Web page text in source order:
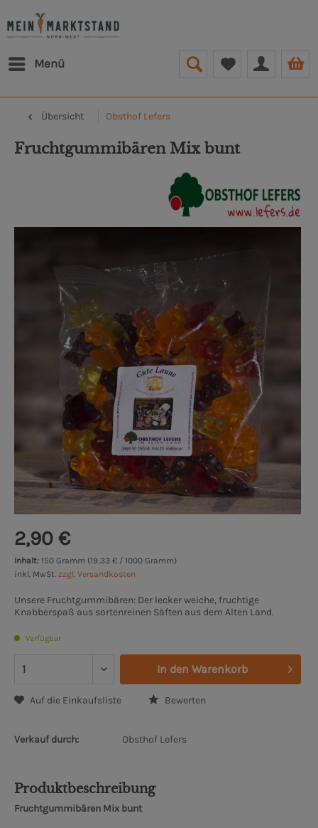
Menü
Übersicht Obsthof Lefers
Fruchtgummibären Mix bunt
2,90 €
Inhalt: 150 Gramm (19,33 € / 1000 Gramm)
inkl. MwSt. zzgl. Versandkosten
Unsere Fruchtgummibären: Der lecker weiche, fruchtige
Knabberspaß aus sortenreinen Säften aus dem Alten Land.
Verfügbar
In den Warenkorb
Auf die Einkaufsliste Bewerten
Verkauf durch: Obsthof Lefers
Produktbeschreibung
Fruchtgummibären Mix bunt